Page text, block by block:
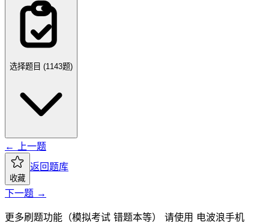
选择题目 (1143题)
← 上一题
收藏
返回题库
下一题 →
更多刷题功能（模拟考试 错题本等） 请使用 电波浪手机